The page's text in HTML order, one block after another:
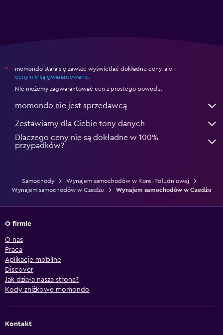
*
momondo stara się zawsze wyświetlać dokładne ceny, ale
ceny nie są gwarantowane
Nie możemy zagwarantować cen z prostego powodu:
momondo nie jest sprzedawcą
Zestawiamy dla Ciebie tony danych
Dlaczego ceny nie są dokładne w 100%
przypadków?
Samochody
Wynajem samochodów w Korei Południowej
Wynajem samochodów w Czedżu
Wynajem samochodów w Czedżu
O firmie
O nas
Praca
Aplikacje mobilne
Discover
Jak działa nasza strona?
Kody zniżkowe momondo
Kontakt